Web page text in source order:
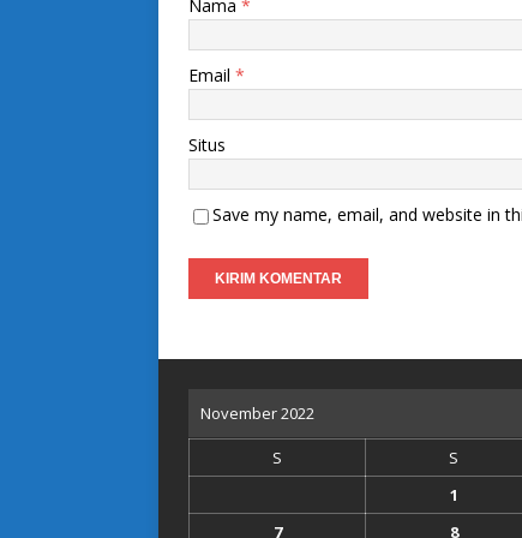
Nama *
Email *
Situs
Save my name, email, and website in
November 2022
S S
1
7
8